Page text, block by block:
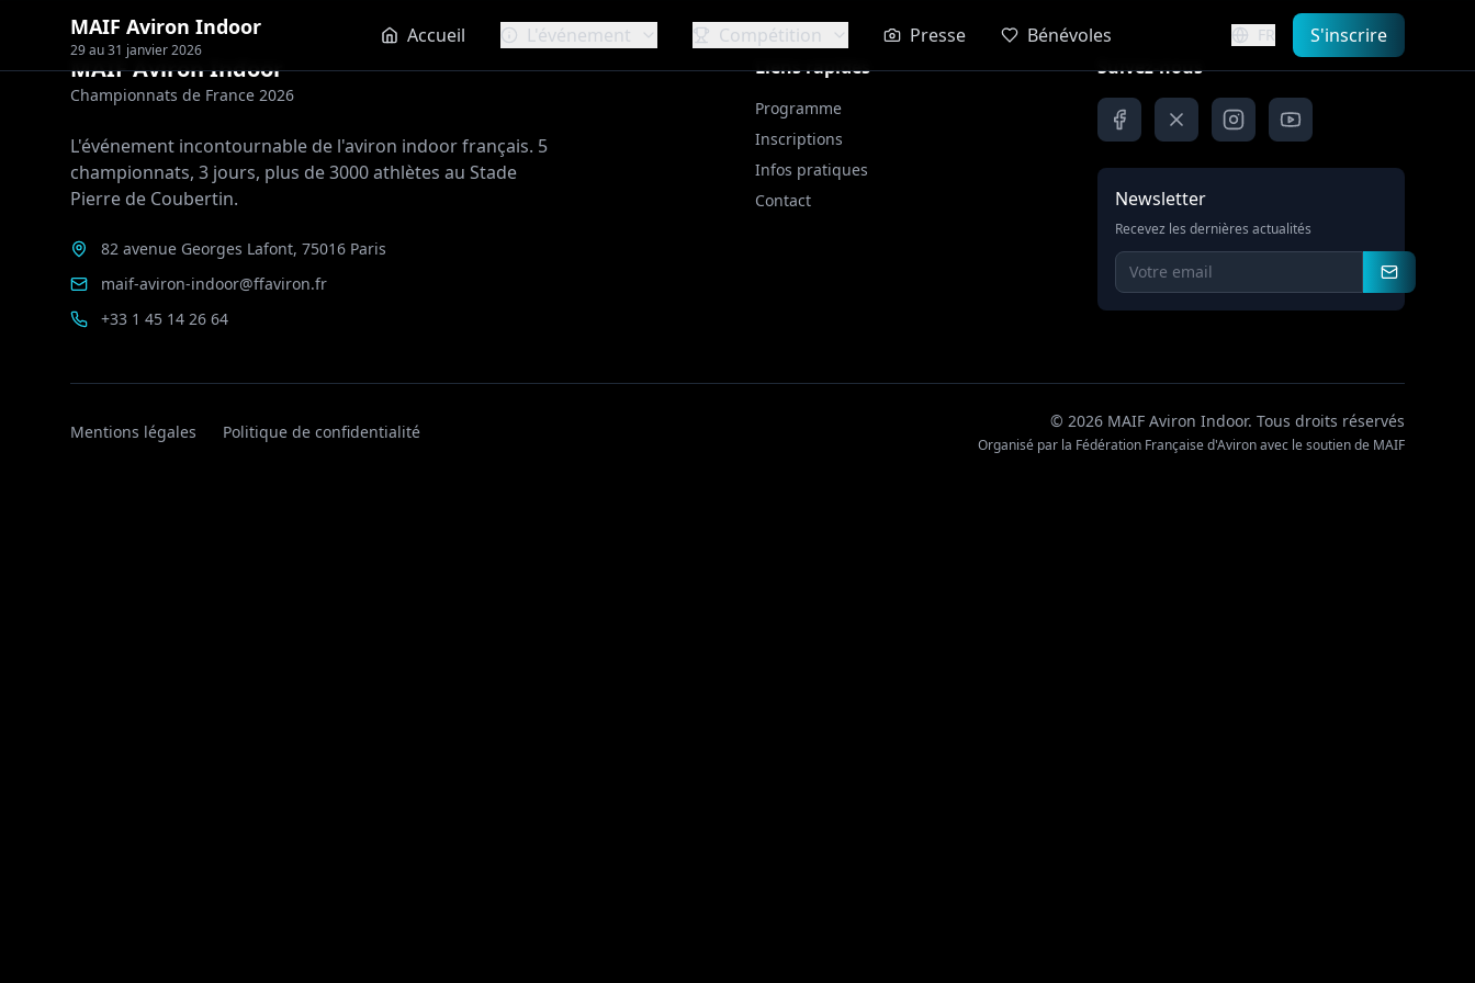
MAIF Aviron Indoor
29 au 31 janvier 2026
Accueil L'événement Compétition Presse Bénévoles FR S'inscrire
MAIF Aviron Indoor
Championnats de France 2026
L'événement incontournable de l'aviron indoor français. 5
championnats, 3 jours, plus de 3000 athlètes au Stade
Pierre de Coubertin.
82 avenue Georges Lafont, 75016 Paris
maif-aviron-indoor@ffaviron.fr
+33 1 45 14 26 64
Liens rapides
Programme
Inscriptions
Infos pratiques
Contact
Suivez-nous
Newsletter
Recevez les dernières actualités
Mentions légales Politique de confidentialité
© 2026 MAIF Aviron Indoor. Tous droits réservés
Organisé par la Fédération Française d'Aviron avec le soutien de MAIF